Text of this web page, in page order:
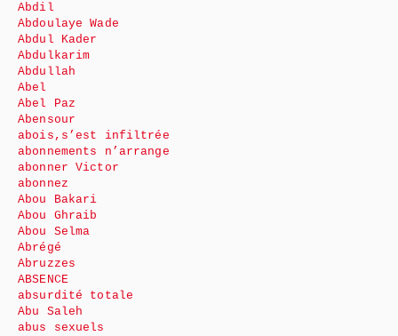
Abdil
Abdoulaye Wade
Abdul Kader
Abdulkarim
Abdullah
Abel
Abel Paz
Abensour
abois,s’est infiltrée
abonnements n’arrange
abonner Victor
abonnez
Abou Bakari
Abou Ghraib
Abou Selma
Abrégé
Abruzzes
ABSENCE
absurdité totale
Abu Saleh
abus sexuels